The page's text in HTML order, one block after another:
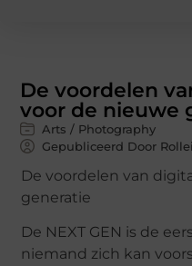
De voordelen
voor de nieuwe
Arts / Photography
Gepubliceerd Door
De voordelen van
generatie
De NEXT GEN is de
niemand zich kan